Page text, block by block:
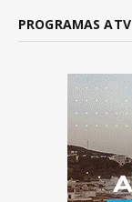
PROGRAMAS ATV